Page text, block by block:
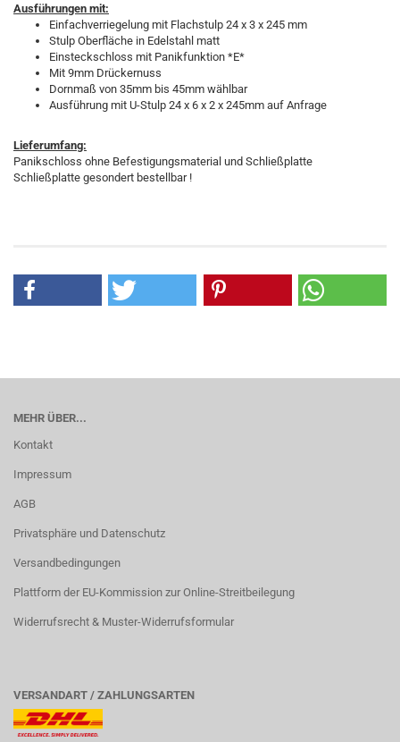
Ausführungen mit:
Einfachverriegelung mit Flachstulp 24 x 3 x 245 mm
Stulp Oberfläche in Edelstahl matt
Einsteckschloss mit Panikfunktion *E*
Mit 9mm Drückernuss
Dornmaß von 35mm bis 45mm wählbar
Ausführung mit U-Stulp 24 x 6 x 2 x 245mm auf Anfrage
Lieferumfang:
Panikschloss ohne Befestigungsmaterial und Schließplatte
Schließplatte gesondert bestellbar !
MEHR ÜBER...
Kontakt
Impressum
AGB
Privatsphäre und Datenschutz
Versandbedingungen
Plattform der EU-Kommission zur Online-Streitbeilegung
Widerrufsrecht & Muster-Widerrufsformular
VERSANDART / ZAHLUNGSARTEN